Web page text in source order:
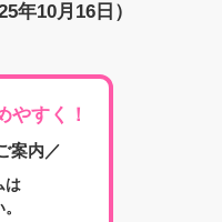
年10月16日）
やすく！
案内／
は